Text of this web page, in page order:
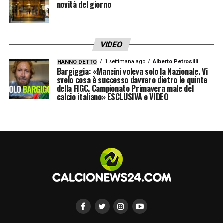
LA PLAYLIST DELLE NOSTRE TOP NEWS
novità del giorno
VIDEO
HANNO DETTO 1 settimana ago Alberto Petrosilli
Bargiggia: «Mancini voleva solo la Nazionale. Vi
svelo cosa è successo davvero dietro le quinte
della FIGC. Campionato Primavera male del
calcio italiano» ESCLUSIVA e VIDEO